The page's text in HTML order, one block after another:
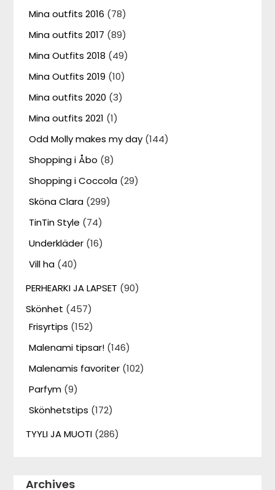
Mina outfits 2016 (78)
Mina outfits 2017 (89)
Mina Outfits 2018 (49)
Mina Outfits 2019 (10)
Mina outfits 2020 (3)
Mina outfits 2021 (1)
Odd Molly makes my day (144)
Shopping i Åbo (8)
Shopping i Coccola (29)
Sköna Clara (299)
TinTin Style (74)
Underkläder (16)
Vill ha (40)
PERHEARKI JA LAPSET (90)
Skönhet (457)
Frisyrtips (152)
Malenami tipsar! (146)
Malenamis favoriter (102)
Parfym (9)
Skönhetstips (172)
TYYLI JA MUOTI (286)
Archives